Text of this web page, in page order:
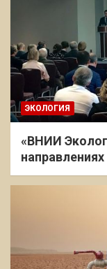
ЭКОЛОГИЯ
«ВНИИ